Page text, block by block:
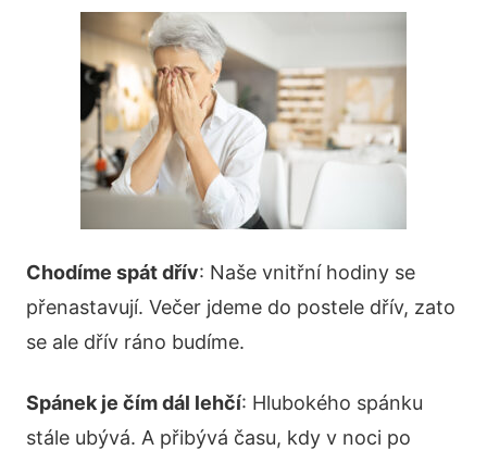
Chodíme spát dřív: Naše vnitřní hodiny se
přenastavují. Večer jdeme do postele dřív, zato
se ale dřív ráno budíme.
Spánek je čím dál lehčí: Hlubokého spánku
stále ubývá. A přibývá času, kdy v noci po